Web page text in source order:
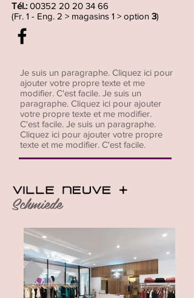
Tél.: 00352 20 20 34 66
(Fr. 1 - Eng. 2 > magasins 1 > option 3)
Je suis un paragraphe. Cliquez ici pour
ajouter votre propre texte et me
modifier. C'est facile. Je suis un
paragraphe. Cliquez ici pour ajouter
votre propre texte et me modifier.
C'est facile. Je suis un paragraphe.
Cliquez ici pour ajouter votre propre
texte et me modifier. C'est facile.
Schmiede